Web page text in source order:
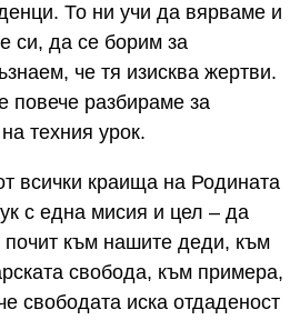
То ни учи да вярваме и
си, да се борим за
че тя изисква жертви.
повече разбираме за
техния урок.
всички краища на Родината
с една мисия и цел – да
към нашите деди, към
свобода, към примера,
свободата иска отдаденост